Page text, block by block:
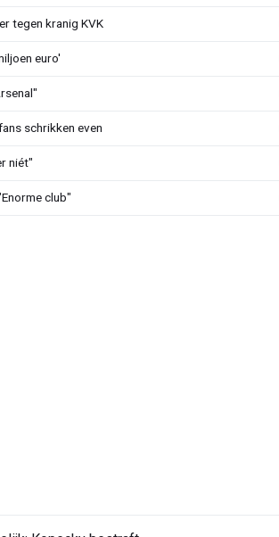
tegen kranig KVK
euro'
schrikken even
niét"
club"